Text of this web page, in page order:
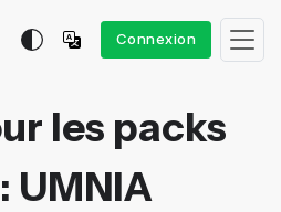
Connexion
les packs
UMNIA